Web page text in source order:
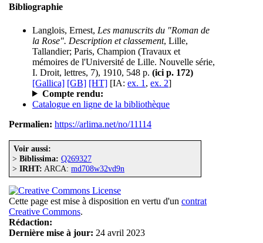
Bibliographie
Langlois, Ernest, Les manuscrits du "Roman de
la Rose". Description et classement, Lille,
Tallandier; Paris, Champion (Travaux et
mémoires de l'Université de Lille. Nouvelle série,
I. Droit, lettres, 7), 1910, 548 p. (ici p. 172)
[Gallica] [GB] [HT] [IA: ex. 1 , ex. 2]
Compte rendu:
Catalogue en ligne de la bibliothèque
Permalien: https://arlima.net/no/11114
Voir aussi:
> Biblissima: Q269327
> IRHT: ARCA: md708w32vd9n
Cette page est mise à disposition en vertu d'un contrat
Creative Commons.
Rédaction:
Dernière mise à jour: 24 avril 2023